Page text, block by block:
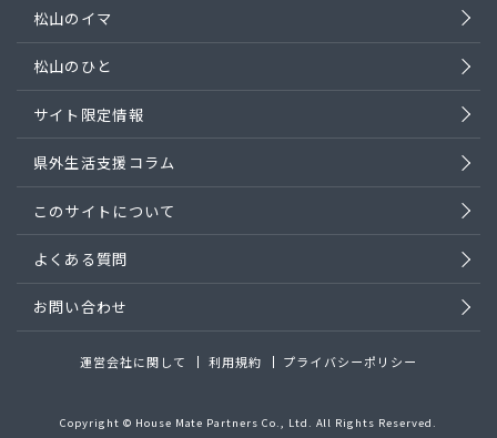
松山のイマ
松山のひと
サイト限定情報
県外生活支援コラム
このサイトについて
よくある質問
お問い合わせ
運営会社に関して 利用規約 プライバシーポリシー
Copyright © House Mate Partners Co., Ltd. All Rights Reserved.